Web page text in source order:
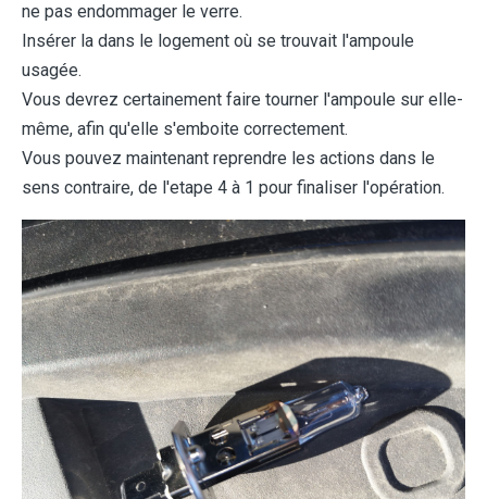
ne pas endommager le verre.
Insérer la dans le logement où se trouvait l'ampoule
usagée.
Vous devrez certainement faire tourner l'ampoule sur elle-
même, afin qu'elle s'emboite correctement.
Vous pouvez maintenant reprendre les actions dans le
sens contraire, de l'etape 4 à 1 pour finaliser l'opération.